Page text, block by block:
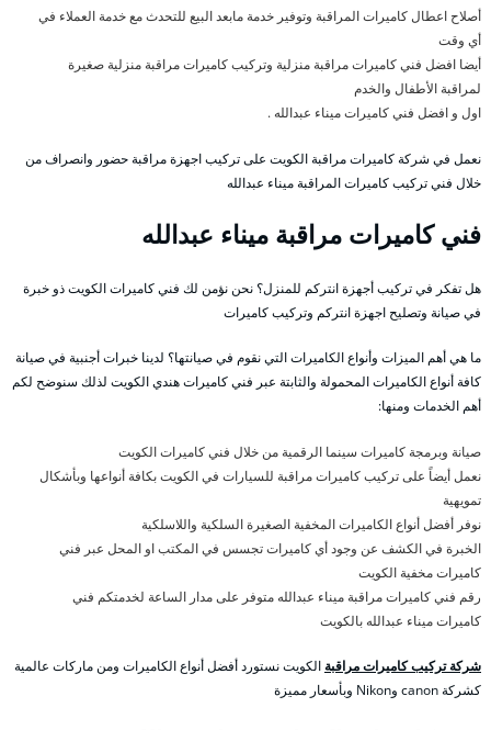
أصلاح اعطال كاميرات المراقبة وتوفير خدمة مابعد البيع للتحدث مع خدمة العملاء في
أي وقت
أيضا افضل فني كاميرات مراقبة منزلية وتركيب كاميرات مراقبة منزلية صغيرة
لمراقبة الأطفال والخدم
اول و افضل فني كاميرات ميناء عبدالله .
نعمل في شركة كاميرات مراقبة الكويت على تركيب اجهزة مراقبة حضور وانصراف من
خلال فني تركيب كاميرات المراقبة ميناء عبدالله
فني كاميرات مراقبة ميناء عبدالله
هل تفكر في تركيب أجهزة انتركم للمنزل؟ نحن نؤمن لك فني كاميرات الكويت ذو خبرة
في صيانة وتصليح اجهزة انتركم وتركيب كاميرات
ما هي أهم الميزات وأنواع الكاميرات التي نقوم في صيانتها؟ لدينا خبرات أجنبية في صيانة
كافة أنواع الكاميرات المحمولة والثابتة عبر فني كاميرات هندي الكويت لذلك سنوضح لكم
أهم الخدمات ومنها:
صيانة وبرمجة كاميرات سينما الرقمية من خلال فني كاميرات الكويت
نعمل أيضاً على تركيب كاميرات مراقبة للسيارات في الكويت بكافة أنواعها وبأشكال
تمويهية
نوفر أفضل أنواع الكاميرات المخفية الصغيرة السلكية واللاسلكية
الخبرة في الكشف عن وجود أي كاميرات تجسس في المكتب او المحل عبر فني
كاميرات مخفية الكويت
رقم فني كاميرات مراقبة ميناء عبدالله متوفر على مدار الساعة لخدمتكم فني
كاميرات ميناء عبدالله بالكويت
شركة تركيب كاميرات مراقبة الكويت نستورد أفضل أنواع الكاميرات ومن ماركات عالمية
كشركة canon وNikon وبأسعار مميزة